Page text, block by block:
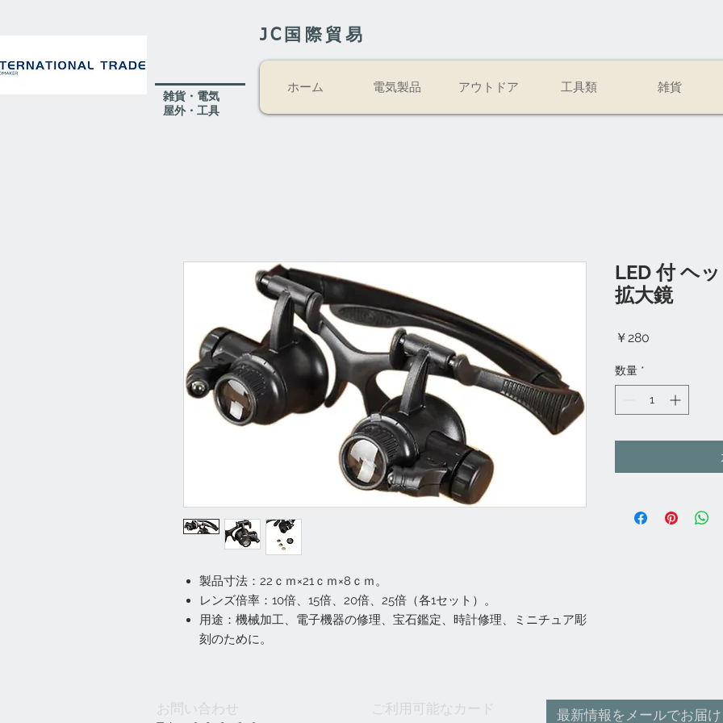
JC国際貿易
​雑貨・電気
​屋外・工具
ホーム 電気製品 アウトドア 工具類 雑貨
製品寸法：22ｃｍ×21ｃｍ×8ｃｍ。
レンズ倍率：10倍、15倍、20倍、25倍（各1セット）。
用途：機械加工、電子機器の修理、宝石鑑定、時計修理、ミニチュア彫
刻のために。
LED 付 ヘ
拡大鏡
￥280
数量 *
お問い合わせ ご利用可能なカード 最新情報をメールでお届